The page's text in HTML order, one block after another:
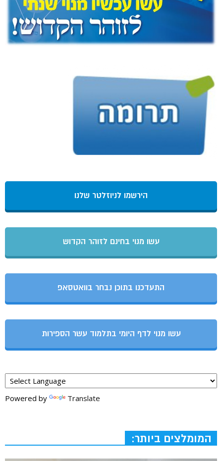
הירשמו לניוזלטר שלנו
עשו מנוי בחינם לזוהר הקדוש
התעדכנו בתוכן נבחר בוואטסאפ
עשו מנוי לדף היומי בתלמוד עשר הספירות
Powered by Translate
המומלצים ביותר: